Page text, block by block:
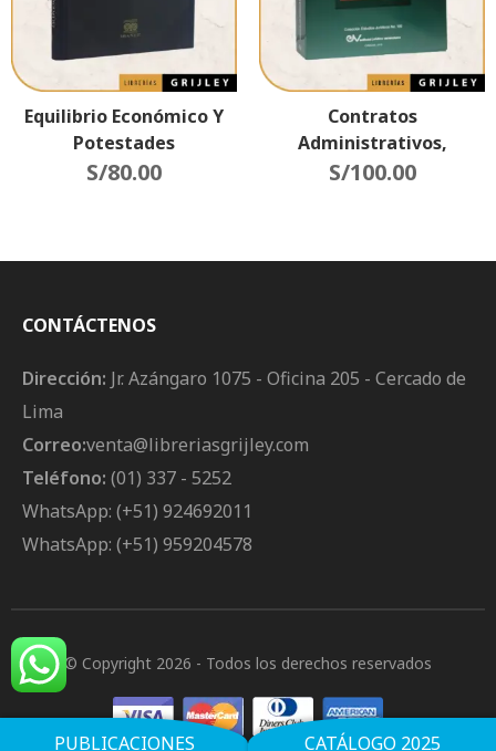
Equilibrio Económico Y
Potestades
Excepcionales En Los
S/80.00
Contratos
Administrativos,
Contratos Públicos,
S/100.00
CONTÁCTENOS
Dirección: Jr. Azángaro 1075 - Oficina 205 - Cercado de
Lima
Correo:venta@libreriasgrijley.com
Teléfono: (01) 337 - 5252
WhatsApp: (+51) 924692011
WhatsApp: (+51) 959204578
© Copyright 2026 - Todos los derechos reservados
PUBLICACIONES CATÁLOGO 2025